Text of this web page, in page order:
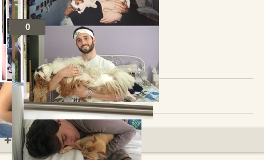
0
Посты по теме
В избранное
Добавить комментарий